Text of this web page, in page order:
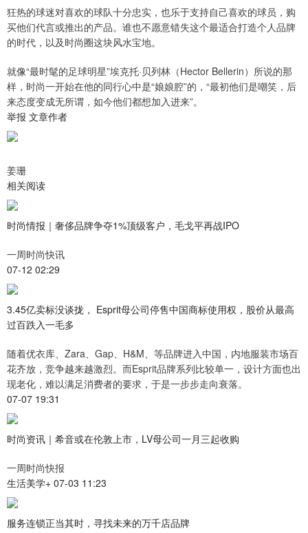
狂热的球迷对喜欢的球队十分忠实，也乐于支持自己喜欢的球员，购
买他们代言或推出的产品。谁也不愿意错失这个最适合打造个人品牌
的时代，以及时尚圈这块风水宝地。
就像“最时髦的足球明星”埃克托·贝列林（Hector Bellerin）所说的那
样，时尚一开始在他的同行心中是“娘娘腔”的，“最初他们是嘲笑，后
来态度变成无所谓，如今他们都想加入进来”。
举报 文章作者
姜珊
相关阅读
时尚情报｜奢侈品牌争夺1%顶级客户，毛戈平再战IPO
一周时尚快讯
07-12 02:29
3.45亿卖标没谈拢， Esprit母公司停售中国商标使用权，股价从最高
过百跌入一毛多
随着优衣库、Zara、Gap、H&M、等品牌进入中国，内地服装市场百
花齐放，竞争越来越激烈。而Esprit品牌系列比较单一，设计方面也出
现老化，难以满足消费者的要求，于是一步步走向衰落。
07-07 19:31
时尚资讯｜希音或在伦敦上市，LV母公司一月三起收购
一周时尚快报
生活美学+ 07-03 11:23
服务连锁正当其时，寻找未来的万千店品牌